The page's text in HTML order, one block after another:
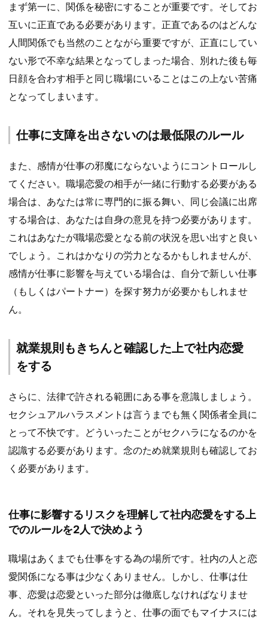
まず第一に、関係を秘密にすることが重要です。そしてお
互いに正直である必要があります。正直であるのはどんな
人間関係でも当然のことながら重要ですが、正直にしてい
ない形で不幸な結果となってしまった場合、別れた後も毎
日顔を合わす相手と同じ職場にいることはこの上ない苦痛
となってしまいます。
仕事に支障を出さないのは最低限のルール
また、感情が仕事の邪魔にならないようにコントロールし
てください。職場恋愛の相手が一緒に行動する必要がある
場合は、あなたは常に専門的に振る舞い、同じ会議に出席
する場合は、あなたは自身の意見を持つ必要があります。
これはあなたが職場恋愛となる前の状況を思い出すと良い
でしょう。これはかなりの労力となるかもしれませんが、
感情が仕事に影響を与えている場合は、自分で新しい仕事
（もしくはパートナー）を探す努力が必要かもしれませ
ん。
就業規則もきちんと確認した上で社内恋愛
をする
さらに、法律で許される範囲にある事を意識しましょう。
セクシュアルハラスメントは言うまでも無く関係者全員に
とって不快です。どういったことがセクハラになるのかを
認識する必要があります。念のため就業規則も確認してお
く必要があります。
仕事に影響するリスクを理解して社内恋愛をする上
でのルールを2人で決めよう
職場はあくまでも仕事をする為の場所です。社内の人と恋
愛関係になる事は少なくありません。しかし、仕事は仕
事、恋愛は恋愛といった部分は徹底しなければなりませ
ん。それを見失ってしまうと、仕事の面でもマイナスには